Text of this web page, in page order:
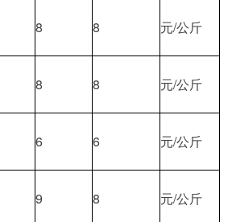
8 8 元/公斤
8 8 元/公斤
6 6 元/公斤
9 8 元/公斤